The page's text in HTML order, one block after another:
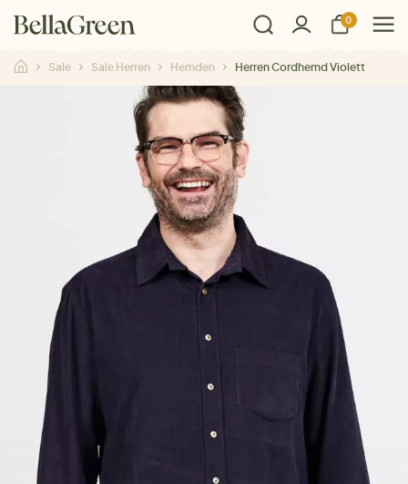
0
Sale Sale Herren Hemden Herren Cordhemd Violett